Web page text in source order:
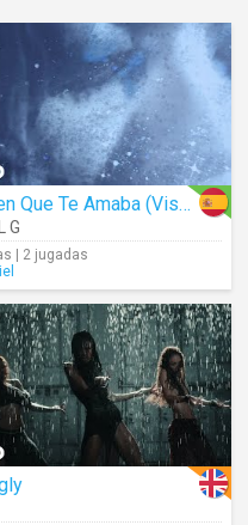
Alguien Que Te Amaba (Visualizer)
G
| 2 jugadas